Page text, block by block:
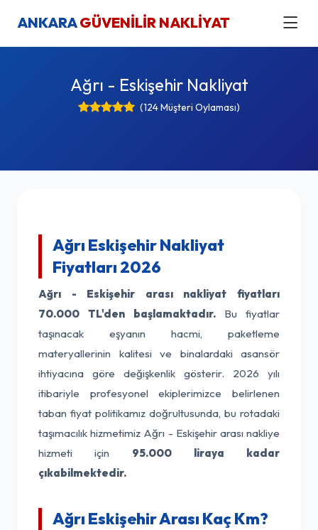
ANKARAGÜVENİLİR NAKLİYAT
Ağrı - Eskişehir Nakliyat
(124 Müşteri Oylaması)
Ağrı Eskişehir Nakliyat
Fiyatları 2026
Ağrı - Eskişehir arası nakliyat fiyatları
70.000 TL'den başlamaktadır. Bu fiyatlar
taşınacak eşyanın hacmi, paketleme
materyallerinin kalitesi ve binalardaki asansör
ihtiyacına göre değişkenlik gösterir. 2026 yılı
itibariyle profesyonel ekiplerimizce belirlenen
taban fiyat politikamız doğrultusunda, bu rotadaki
taşımacılık hizmetimiz Ağrı - Eskişehir arası nakliye
hizmeti için 95.000 liraya kadar
çıkabilmektedir.
Ağrı Eskişehir Arası Kaç Km?